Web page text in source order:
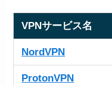
VPNサービス名
NordVPN
ProtonVPN